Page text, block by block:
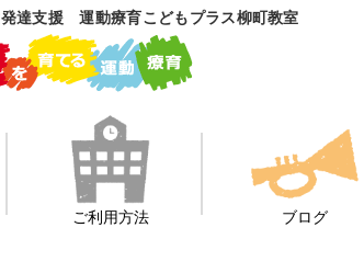
達支援 運動療育こどもプラス柳町教室
ご利用方法 ブログ